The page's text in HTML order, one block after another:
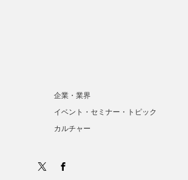
企業・業界
イベント・セミナー・トピック
カルチャー